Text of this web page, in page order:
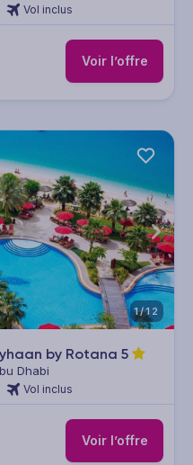
Vol inclus
Voir l’offre
1/12
by Rotana 5
Dhabi
Vol inclus
Voir l’offre